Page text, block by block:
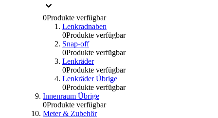
0Produkte verfügbar
Lenkradnaben
0Produkte verfügbar
Snap-off
0Produkte verfügbar
Lenkräder
0Produkte verfügbar
Lenkräder Übrige
0Produkte verfügbar
Innenraum Übrige
0Produkte verfügbar
Meter & Zubehör